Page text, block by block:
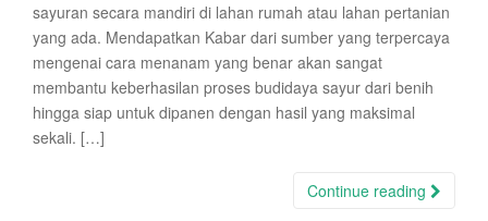
sayuran secara mandiri di lahan rumah atau lahan pertanian
yang ada. Mendapatkan Kabar dari sumber yang terpercaya
mengenai cara menanam yang benar akan sangat
membantu keberhasilan proses budidaya sayur dari benih
hingga siap untuk dipanen dengan hasil yang maksimal
sekali. […]
Continue reading